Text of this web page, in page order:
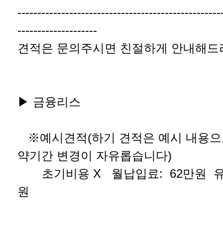
--------------------
견적은 문의주시면 친절하게 안내해
▶ 금융리스
※예시견적(하기 견적은 예시 내용
약기간 변경이 자유롭습니다)
초기비용 X 월납입료: 62만원
원